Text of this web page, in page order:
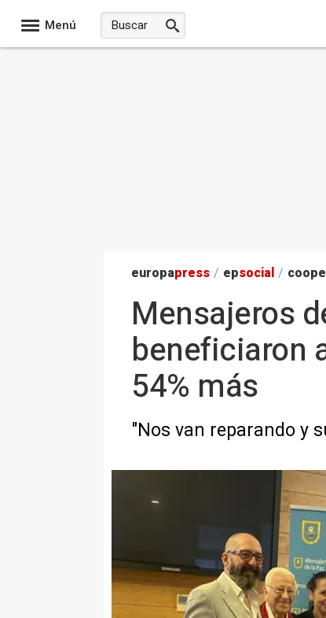
Menú
europapress / epsocial /
Mensajeros
beneficiaron
54% más
"Nos van reparando y